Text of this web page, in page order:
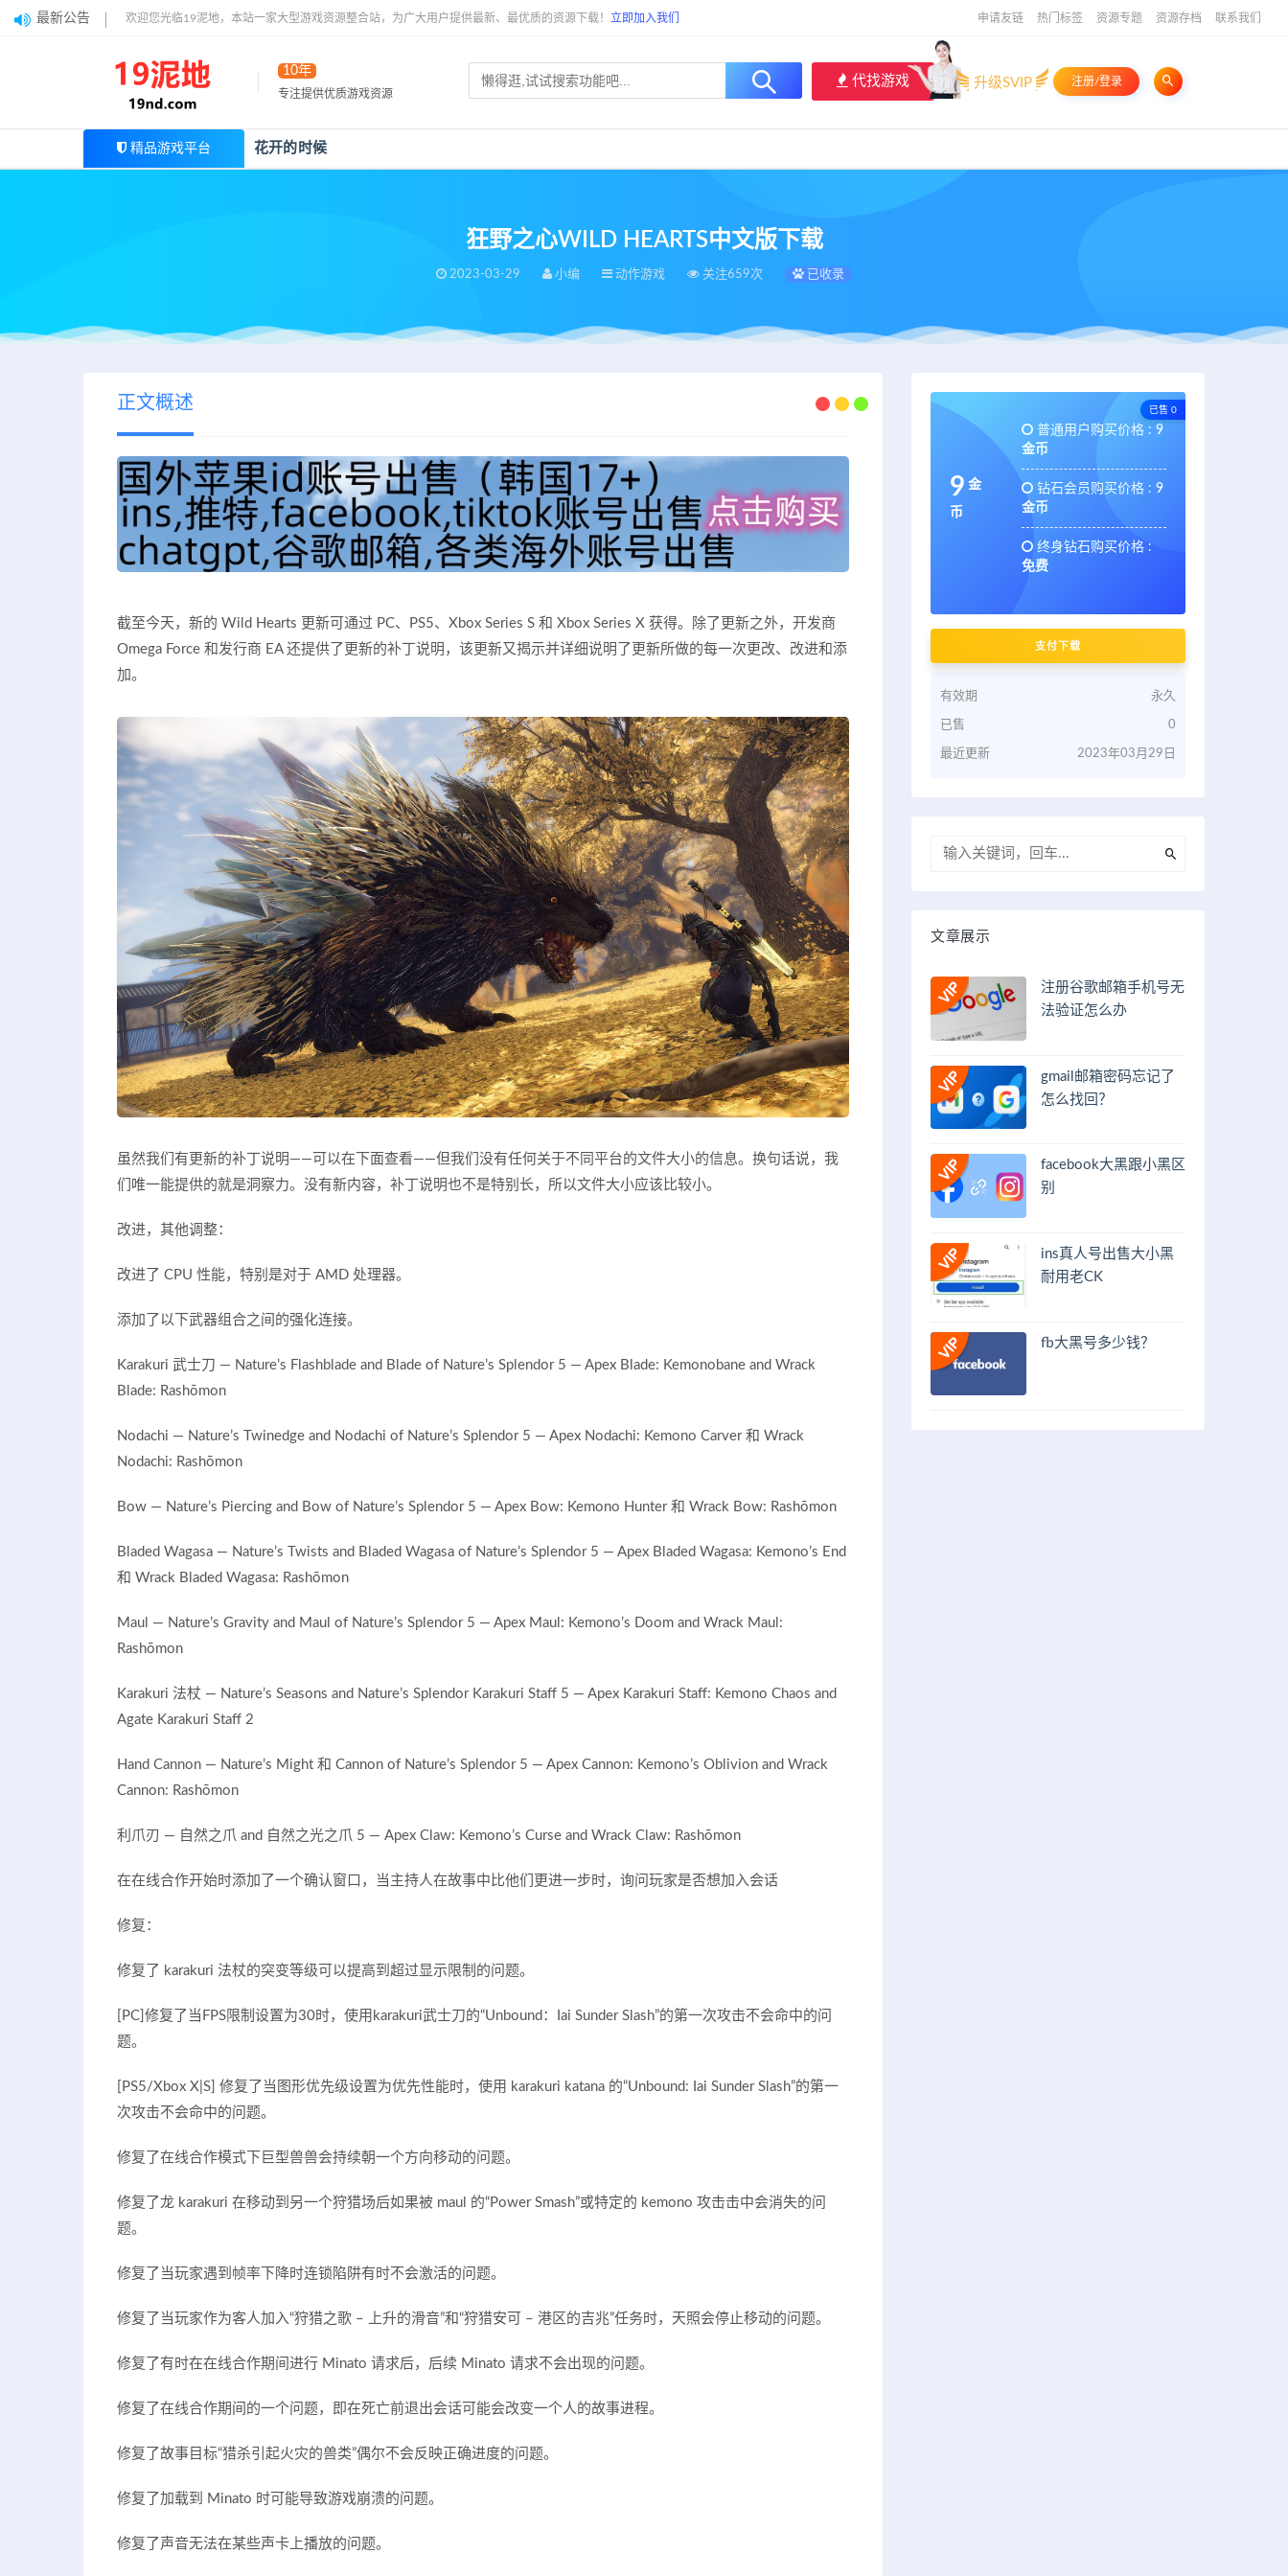
最新公告 欢迎您光临19泥地，本站一家大型游戏资源整合站，为广大用户提供最新、最优质的资源下载！ 立即加入我们 申请友链 热门标签 资源专题 资源存档 联系我们
10年
专注提供优质游戏资源
代找游戏 升级SVIP 注册/登录
精品游戏平台 花开的时候
狂野之心WILD HEARTS中文版下载
2023-03-29 小编 动作游戏 关注659次 已收录
正文概述
截至今天，新的 Wild Hearts 更新可通过 PC、PS5、Xbox Series S 和 Xbox Series X 获得。除了更新之外，开发商
Omega Force 和发行商 EA 还提供了更新的补丁说明，该更新又揭示并详细说明了更新所做的每一次更改、改进和添
加。
虽然我们有更新的补丁说明——可以在下面查看——但我们没有任何关于不同平台的文件大小的信息。换句话说，我
们唯一能提供的就是洞察力。没有新内容，补丁说明也不是特别长，所以文件大小应该比较小。
改进，其他调整：
改进了 CPU 性能，特别是对于 AMD 处理器。
添加了以下武器组合之间的强化连接。
Karakuri 武士刀 — Nature’s Flashblade and Blade of Nature’s Splendor 5 — Apex Blade: Kemonobane and Wrack
Blade: Rashōmon
Nodachi — Nature’s Twinedge and Nodachi of Nature’s Splendor 5 — Apex Nodachi: Kemono Carver 和 Wrack
Nodachi: Rashōmon
Bow — Nature’s Piercing and Bow of Nature’s Splendor 5 — Apex Bow: Kemono Hunter 和 Wrack Bow: Rashōmon
Bladed Wagasa — Nature’s Twists and Bladed Wagasa of Nature’s Splendor 5 — Apex Bladed Wagasa: Kemono’s End
和 Wrack Bladed Wagasa: Rashōmon
Maul — Nature’s Gravity and Maul of Nature’s Splendor 5 — Apex Maul: Kemono’s Doom and Wrack Maul:
Rashōmon
Karakuri 法杖 — Nature’s Seasons and Nature’s Splendor Karakuri Staff 5 — Apex Karakuri Staff: Kemono Chaos and
Agate Karakuri Staff 2
Hand Cannon — Nature’s Might 和 Cannon of Nature’s Splendor 5 — Apex Cannon: Kemono’s Oblivion and Wrack
Cannon: Rashōmon
利爪刃 — 自然之爪 and 自然之光之爪 5 — Apex Claw: Kemono’s Curse and Wrack Claw: Rashōmon
在在线合作开始时添加了一个确认窗口，当主持人在故事中比他们更进一步时，询问玩家是否想加入会话
修复：
修复了 karakuri 法杖的突变等级可以提高到超过显示限制的问题。
[PC]修复了当FPS限制设置为30时，使用karakuri武士刀的“Unbound：Iai Sunder Slash”的第一次攻击不会命中的问
题。
[PS5/Xbox X|S] 修复了当图形优先级设置为优先性能时，使用 karakuri katana 的“Unbound: Iai Sunder Slash”的第一
次攻击不会命中的问题。
修复了在线合作模式下巨型兽兽会持续朝一个方向移动的问题。
修复了龙 karakuri 在移动到另一个狩猎场后如果被 maul 的“Power Smash”或特定的 kemono 攻击击中会消失的问
题。
修复了当玩家遇到帧率下降时连锁陷阱有时不会激活的问题。
修复了当玩家作为客人加入“狩猎之歌 – 上升的滑音”和“狩猎安可 – 港区的吉兆”任务时，天照会停止移动的问题。
修复了有时在在线合作期间进行 Minato 请求后，后续 Minato 请求不会出现的问题。
修复了在线合作期间的一个问题，即在死亡前退出会话可能会改变一个人的故事进程。
修复了故事目标“猎杀引起火灾的兽类”偶尔不会反映正确进度的问题。
修复了加载到 Minato 时可能导致游戏崩溃的问题。
修复了声音无法在某些声卡上播放的问题。
已售 0
9 金
币
普通用户购买价格 : 9
金币
钻石会员购买价格 : 9
金币
终身钻石购买价格 :
免费
支付下载
有效期 永久
已售 0
最近更新 2023年03月29日
文章展示
注册谷歌邮箱手机号无
法验证怎么办
gmail邮箱密码忘记了
怎么找回？
facebook大黑跟小黑区
别
ins真人号出售大小黑
耐用老CK
fb大黑号多少钱？